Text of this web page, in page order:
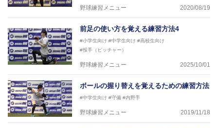
野球練習メニュー 2020/08/19
前足の使い方を覚える練習方法4
#小学生向け #中学生向け #高校生向け
#投手（ピッチャー）
野球練習メニュー 2025/10/01
ボールの握り替えを覚えるための練習方法
#中学生向け #守備 #内野手
野球練習メニュー 2019/11/18